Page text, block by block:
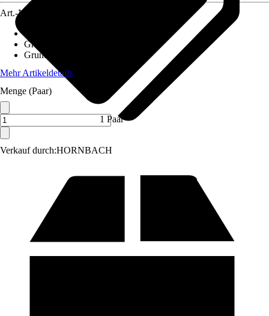
Verkauf durch:HORNBACH
Art.-Nr.
Größe
Grundfarbe
Mehr Artikeldetails
Menge (Paar)
1 Paar